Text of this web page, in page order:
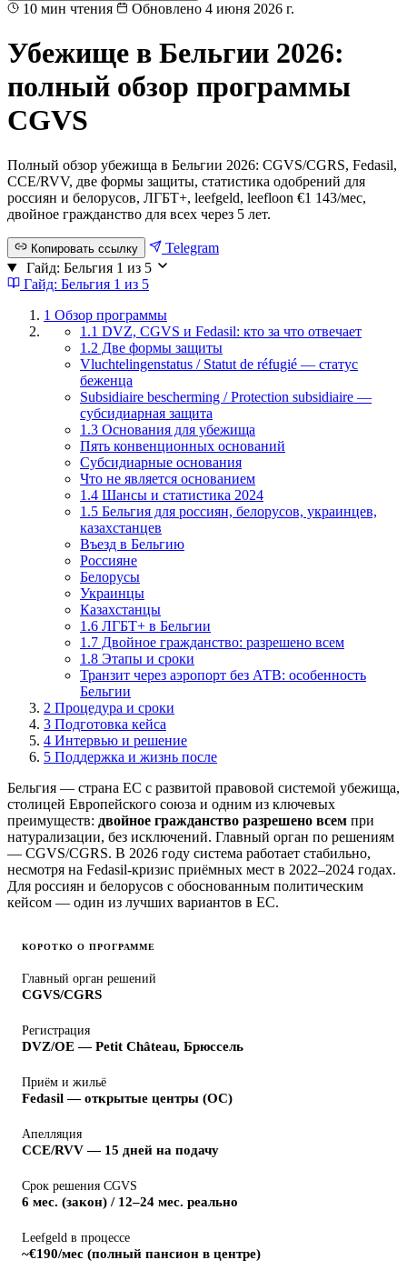
10 мин чтения Обновлено 4 июня 2026 г.
Убежище в Бельгии 2026:
полный обзор программы
CGVS
Полный обзор убежища в Бельгии 2026: CGVS/CGRS, Fedasil,
CCE/RVV, две формы защиты, статистика одобрений для
россиян и белорусов, ЛГБТ+, leefgeld, leefloon €1 143/мес,
двойное гражданство для всех через 5 лет.
Копировать ссылку
Telegram
Гайд: Бельгия 1 из 5
Гайд: Бельгия 1 из 5
1 Обзор программы
1.1 DVZ, CGVS и Fedasil: кто за что отвечает
1.2 Две формы защиты
Vluchtelingenstatus / Statut de réfugié — статус
беженца
Subsidiaire bescherming / Protection subsidiaire —
субсидиарная защита
1.3 Основания для убежища
Пять конвенционных оснований
Субсидиарные основания
Что не является основанием
1.4 Шансы и статистика 2024
1.5 Бельгия для россиян, белорусов, украинцев,
казахстанцев
Въезд в Бельгию
Россияне
Белорусы
Украинцы
Казахстанцы
1.6 ЛГБТ+ в Бельгии
1.7 Двойное гражданство: разрешено всем
1.8 Этапы и сроки
Транзит через аэропорт без АТВ: особенность
Бельгии
2 Процедура и сроки
3 Подготовка кейса
4 Интервью и решение
5 Поддержка и жизнь после
Бельгия — страна ЕС с развитой правовой системой убежища,
столицей Европейского союза и одним из ключевых
преимуществ: двойное гражданство разрешено всем при
натурализации, без исключений. Главный орган по решениям
— CGVS/CGRS. В 2026 году система работает стабильно,
несмотря на Fedasil-кризис приёмных мест в 2022–2024 годах.
Для россиян и белорусов с обоснованным политическим
кейсом — один из лучших вариантов в ЕС.
КОРОТКО О ПРОГРАММЕ
Главный орган решений
CGVS/CGRS
Регистрация
DVZ/OE — Petit Château, Брюссель
Приём и жильё
Fedasil — открытые центры (OC)
Апелляция
CCE/RVV — 15 дней на подачу
Срок решения CGVS
6 мес. (закон) / 12–24 мес. реально
Leefgeld в процессе
~€190/мес (полный пансион в центре)